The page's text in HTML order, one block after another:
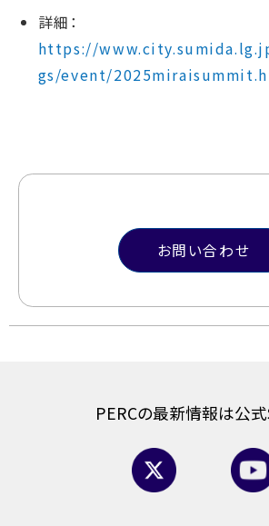
詳細：
https://
gs/event/
お問い合わせ
PERCの最新情報は公